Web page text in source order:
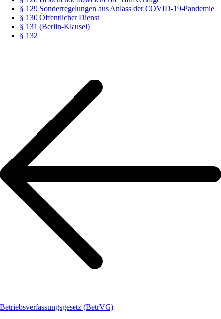
§ 129 Sonderregelungen aus Anlass der COVID-19-Pandemie
§ 130 Öffentlicher Dienst
§ 131 (Berlin-Klausel)
§ 132
Betriebsverfassungsgesetz (BetrVG)